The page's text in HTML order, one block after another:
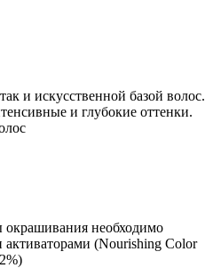
и искусственной базой волос.
и глубокие оттенки.
необходимо
(Nourishing Color